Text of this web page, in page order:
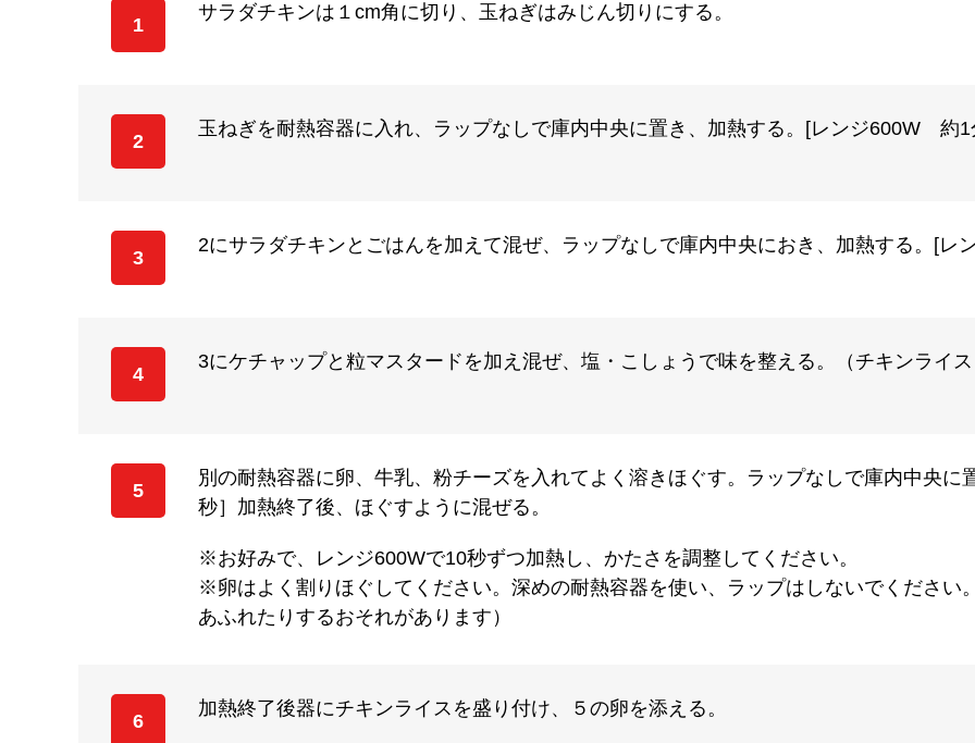
1
サラダチキンは１cm角に切り、玉ねぎはみじん切りにする。
2
玉ねぎを耐熱容器に入れ、ラップなしで庫内中央に置き、加熱する。[レンジ600W 約1
3
2にサラダチキンとごはんを加えて混ぜ、ラップなしで庫内中央におき、加熱する。[
4
3にケチャップと粒マスタードを加え混ぜ、塩・こしょうで味を整える。（チキンライ
5
別の耐熱容器に卵、牛乳、粉チーズを入れてよく溶きほぐす。ラップなしで庫内中央
秒］加熱終了後、ほぐすように混ぜる。
※お好みで、レンジ600Wで10秒ずつ加熱し、かたさを調整してください。
※卵はよく割りほぐしてください。深めの耐熱容器を使い、ラップはしないでください
あふれたりするおそれがあります）
6
加熱終了後器にチキンライスを盛り付け、５の卵を添える。